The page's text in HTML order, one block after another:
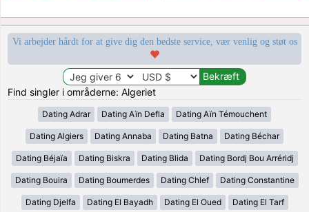
Vi arbejder hårdt for at give dig den bedste service, vær venlig og støt os
Find singler i områderne: Algeriet
Dating Adrar Dating Aïn Defla Dating Aïn Témouchent
Dating Algiers Dating Annaba Dating Batna Dating Béchar
Dating Béjaïa Dating Biskra Dating Blida Dating Bordj Bou Arréridj
Dating Bouira Dating Boumerdes Dating Chlef Dating Constantine
Dating Djelfa Dating El Bayadh Dating El Oued Dating El Tarf